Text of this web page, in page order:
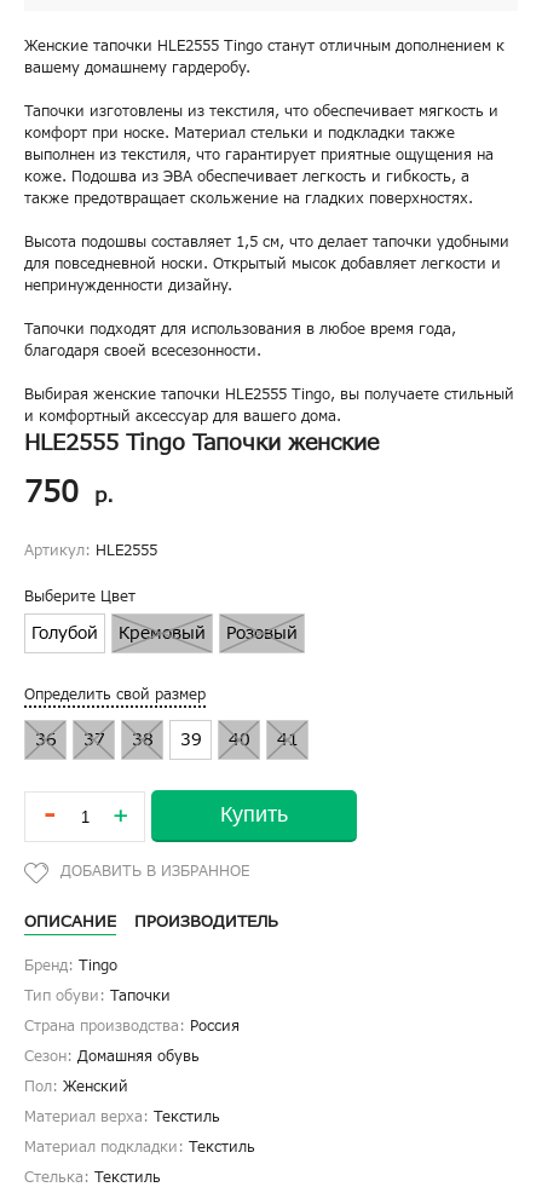
Женские тапочки HLE2555 Tingo станут отличным дополнением к
вашему домашнему гардеробу.
Тапочки изготовлены из текстиля, что обеспечивает мягкость и
комфорт при носке. Материал стельки и подкладки также
выполнен из текстиля, что гарантирует приятные ощущения на
коже. Подошва из ЭВА обеспечивает легкость и гибкость, а
также предотвращает скольжение на гладких поверхностях.
Высота подошвы составляет 1,5 см, что делает тапочки удобными
для повседневной носки. Открытый мысок добавляет легкости и
непринужденности дизайну.
Тапочки подходят для использования в любое время года,
благодаря своей всесезонности.
Выбирая женские тапочки HLE2555 Tingo, вы получаете стильный
и комфортный аксессуар для вашего дома.
HLE2555 Tingo Тапочки женские
750 р.
Артикул: HLE2555
Выберите Цвет
Голубой Кремовый Розовый
Определить свой размер
36 37 38 39 40 41
- + Купить
ОПИСАНИЕ ПРОИЗВОДИТЕЛЬ
Бренд: Tingo
Тип обуви: Тапочки
Страна производства: Россия
Сезон: Домашняя обувь
Пол: Женский
Материал верха: Текстиль
Материал подкладки: Текстиль
Стелька: Текстиль